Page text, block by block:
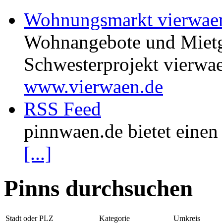
Wohnungsmarkt
Wohnangebote und
Schwesterprojekt
www.vierwaen.de
RSS Feed
pinnwaen.de bietet
[...]
Pinns durchsuchen
Stadt oder PLZ Kategorie
Umkreis